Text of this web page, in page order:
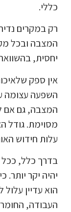
כללי.
רק במקרים
המצבה ובכל
יחסית,
אין ספק
השפעה עצומה
המצבה, גם אם
מסוימת. גודל
עלות חידוש
בדרך כלל, ככל
יהיה יקר יותר.
הוא עדיין
העבודה,